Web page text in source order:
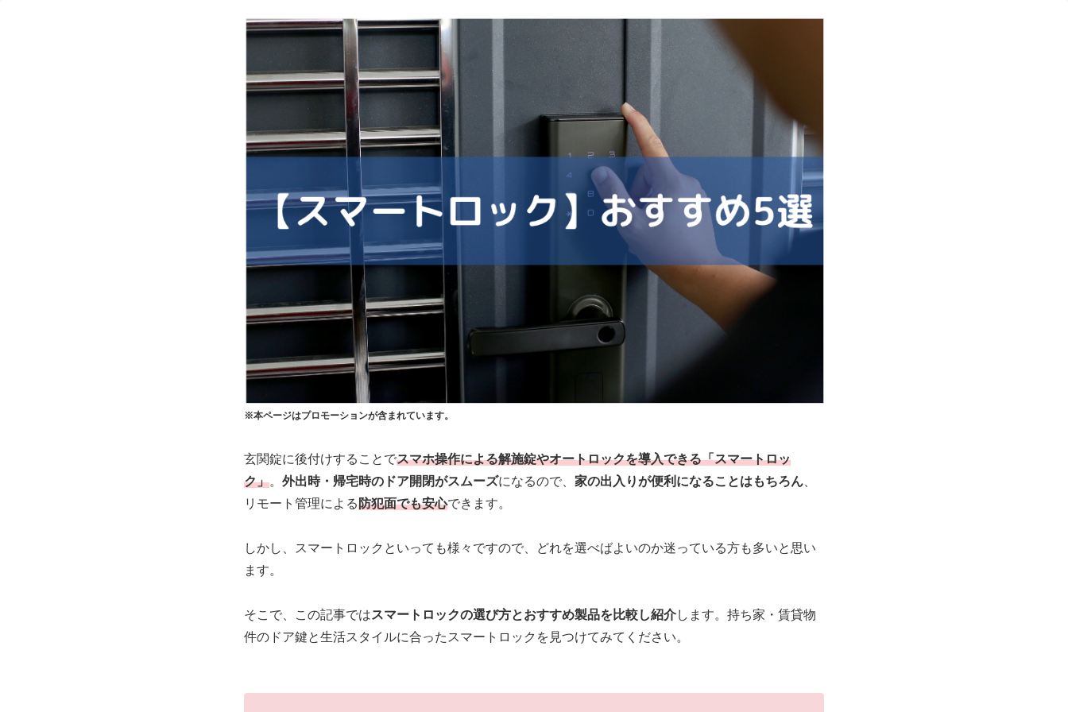
※本ページはプロモーションが含まれています。
玄関錠に後付けすることでスマホ操作による解施錠やオートロックを導入できる「スマートロッ
ク」。 外出時・帰宅時のドア開閉がスムーズになるので、 家の出入りが便利になることはもちろん
リモート管理による防犯面でも安心できます。
しかし、スマートロックといっても様々ですので、どれを選べばよいのか迷っている方も多いと思い
ます。
そこで、この記事ではスマートロックの選び方とおすすめ製品を比較し紹介します。持ち家・賃貸物
件のドア鍵と生活スタイルに合ったスマートロックを見つけてみてください。